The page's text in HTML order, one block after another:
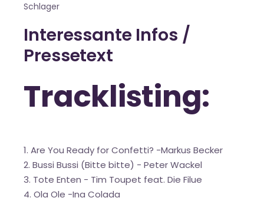
Schlager
Interessante Infos /
Pressetext
Tracklisting:
1. Are You Ready for Confetti? -Markus Becker
2. Bussi Bussi (Bitte bitte) - Peter Wackel
3. Tote Enten - Tim Toupet feat. Die Filue
4. Ola Ole -Ina Colada